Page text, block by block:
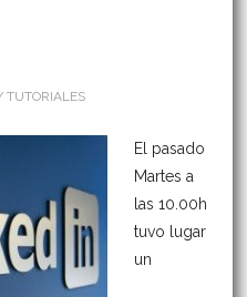
TUTORIALES
El pasado
Martes a
las 10.00h
tuvo lugar
un